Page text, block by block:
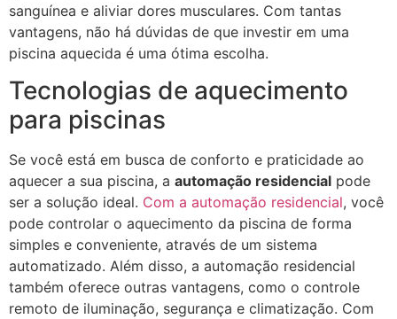
sanguínea e aliviar dores musculares. Com tantas
vantagens, não há dúvidas de que investir em uma
piscina aquecida é uma ótima escolha.
Tecnologias de aquecimento
para piscinas
Se você está em busca de conforto e praticidade ao
aquecer a sua piscina, a automação residencial pode
ser a solução ideal. Com a automação residencial, você
pode controlar o aquecimento da piscina de forma
simples e conveniente, através de um sistema
automatizado. Além disso, a automação residencial
também oferece outras vantagens, como o controle
remoto de iluminação, segurança e climatização. Com